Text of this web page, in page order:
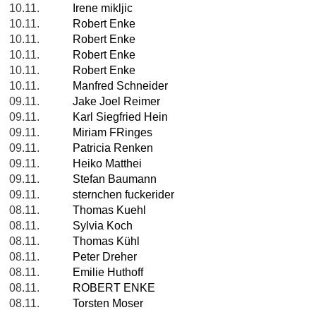
10.11.
Irene mikljic
10.11.
Robert Enke
10.11.
Robert Enke
10.11.
Robert Enke
10.11.
Robert Enke
10.11.
Manfred Schneider
09.11.
Jake Joel Reimer
09.11.
Karl Siegfried Hein
09.11.
Miriam FRinges
09.11.
Patricia Renken
09.11.
Heiko Matthei
09.11.
Stefan Baumann
09.11.
sternchen fuckerider
08.11.
Thomas Kuehl
08.11.
Sylvia Koch
08.11.
Thomas Kühl
08.11.
Peter Dreher
08.11.
Emilie Huthoff
08.11.
ROBERT ENKE
08.11.
Torsten Moser